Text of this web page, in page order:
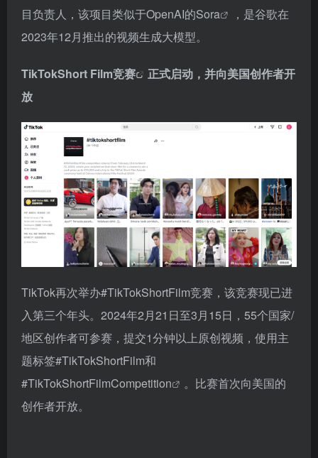
目负责人，该项目类似于OpenAI的Sora
，是谷歌在
2023年12月推出的视频生成大模型。
TikTokShort Film竞赛
正式启动，并向美国创作者开
放
TikTok再次举办#TikTokShortFilm竞赛，该竞赛现已进
入第三个年头。2024年2月21日至3月15日，55个国家/
地区创作者可参赛，提交1分钟以上原创视频，使用主
题标签#TikTokShortFilm和
#TikTokShortFilmCompetition
。比赛首次向美国的
创作者开放。